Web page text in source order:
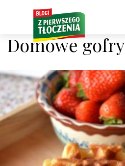
Domowe gofry